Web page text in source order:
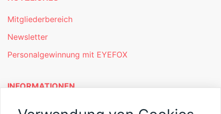
Mitgliederbereich
Newsletter
Personalgewinnung mit EYEFOX
INFORMATIONEN
Was ist EYEFOX – Ihre Möglichkeiten